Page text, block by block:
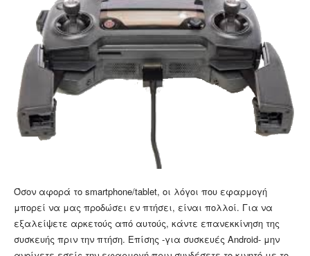
Όσον αφορά το smartphone/tablet, οι λόγοι που εφαρμογή
μπορεί να μας προδώσει εν πτήσει, είναι πολλοί. Για να
εξαλείψετε αρκετούς από αυτούς, κάντε επανεκκίνηση της
συσκευής πριν την πτήση. Επίσης -για συσκευές Android- μην